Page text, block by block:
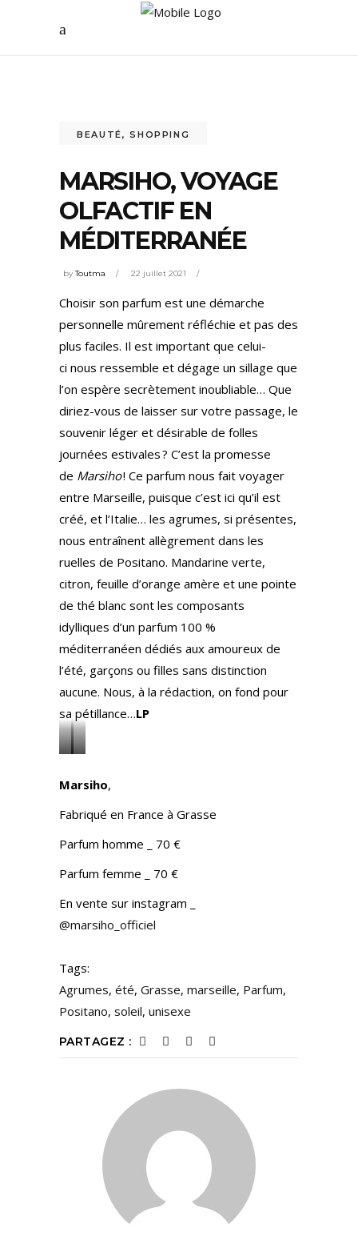
BEAUTÉ,SHOPPING
MARSIHO, VOYAGE
OLFACTIF EN
MÉDITERRANÉE
byToutma 22 juillet 2021
Choisir son parfum est une démarche
personnelle mûrement réfléchie et pas des
plus faciles. Il est important que celui-
ci nous ressemble et dégage un sillage que
l’on espère secrètement inoubliable… Que
diriez-vous de laisser sur votre passage, le
souvenir léger et désirable de folles
journées estivales ? C’est la promesse
de Marsiho! Ce parfum nous fait voyager
entre Marseille, puisque c’est ici qu’il est
créé, et l’Italie… les agrumes, si présentes,
nous entraînent allègrement dans les
ruelles de Positano. Mandarine verte,
citron, feuille d’orange amère et une pointe
de thé blanc sont les composants
idylliques d’un parfum 100 %
méditerranéen dédiés aux amoureux de
l’été, garçons ou filles sans distinction
aucune. Nous, à la rédaction, on fond pour
sa pétillance…LP
©
Jenny
©
Jenny
Marsiho,
Fabriqué en France à Grasse
Parfum homme _ 70 €
Parfum femme _ 70 €
En vente sur instagram _
@marsiho_officiel
Tags:
Agrumes, été, Grasse, marseille, Parfum,
Positano, soleil, unisexe
PARTAGEZ :